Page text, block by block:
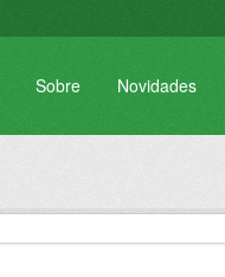
Sobre Novidades